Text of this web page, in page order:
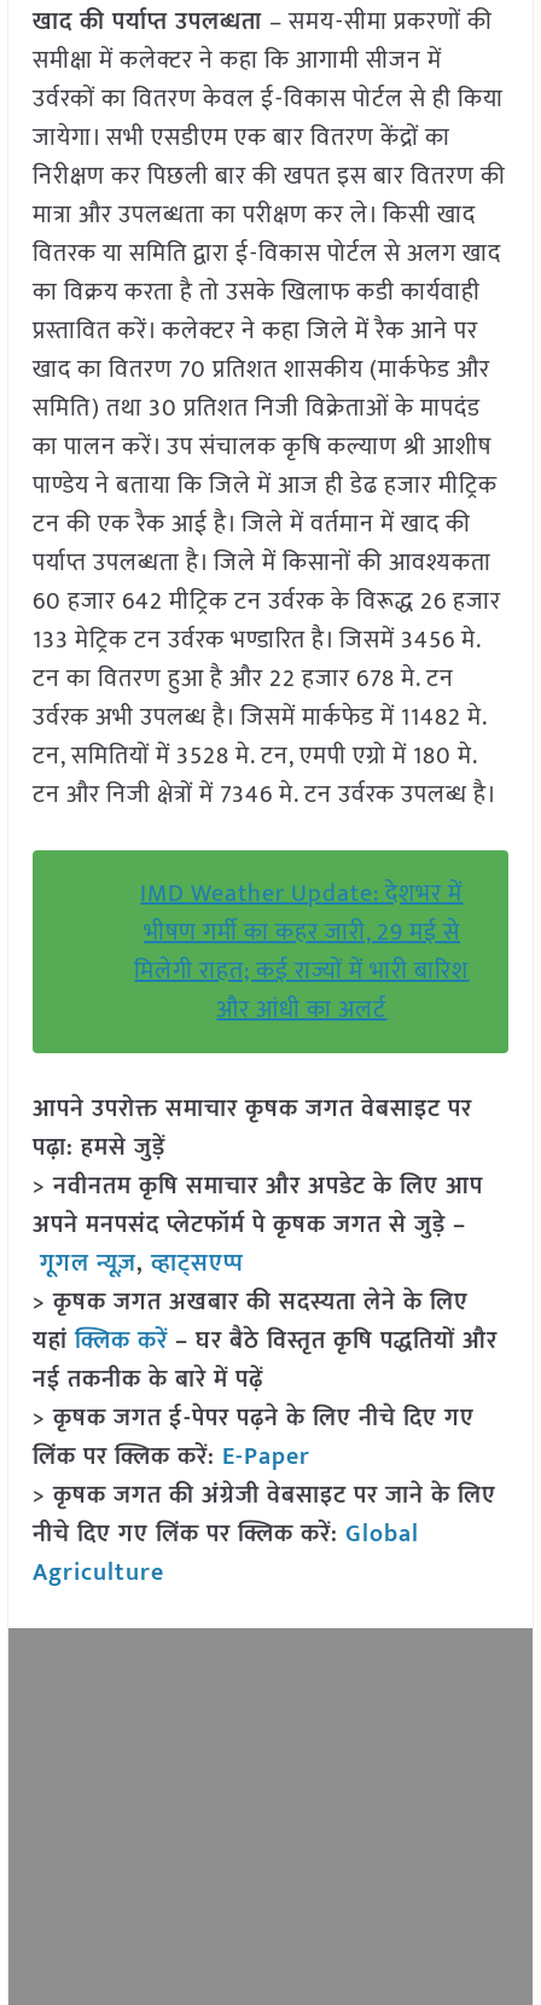
खाद की पर्याप्त उपलब्धता – समय-सीमा प्रकरणों की
समीक्षा में कलेक्टर ने कहा कि आगामी सीजन में
उर्वरकों का वितरण केवल ई-विकास पोर्टल से ही किया
जायेगा। सभी एसडीएम एक बार वितरण केंद्रों का
निरीक्षण कर पिछली बार की खपत इस बार वितरण की
मात्रा और उपलब्धता का परीक्षण कर ले। किसी खाद
वितरक या समिति द्वारा ई-विकास पोर्टल से अलग खाद
का विक्रय करता है तो उसके खिलाफ कडी कार्यवाही
प्रस्तावित करें। कलेक्टर ने कहा जिले में रैक आने पर
खाद का वितरण 70 प्रतिशत शासकीय (मार्कफेड और
समिति) तथा 30 प्रतिशत निजी विक्रेताओं के मापदंड
का पालन करें। उप संचालक कृषि कल्याण श्री आशीष
पाण्डेय ने बताया कि जिले में आज ही डेढ हजार मीट्रिक
टन की एक रैक आई है। जिले में वर्तमान में खाद की
पर्याप्त उपलब्धता है। जिले में किसानों की आवश्यकता
60 हजार 642 मीट्रिक टन उर्वरक के विरूद्ध 26 हजार
133 मेट्रिक टन उर्वरक भण्डारित है। जिसमें 3456 मे.
टन का वितरण हुआ है और 22 हजार 678 मे. टन
उर्वरक अभी उपलब्ध है। जिसमें मार्कफेड में 11482 मे.
टन, समितियों में 3528 मे. टन, एमपी एग्रो में 180 मे.
टन और निजी क्षेत्रों में 7346 मे. टन उर्वरक उपलब्ध है।
IMD Weather Update: देशभर में
भीषण गर्मी का कहर जारी, 29 मई से
मिलेगी राहत; कई राज्यों में भारी बारिश
और आंधी का अलर्ट
आपने उपरोक्त समाचार कृषक जगत वेबसाइट पर
पढ़ा: हमसे जुड़ें
> नवीनतम कृषि समाचार और अपडेट के लिए आप
अपने मनपसंद प्लेटफॉर्म पे कृषक जगत से जुड़े –
गूगल न्यूज़,व्हाट्सएप्प
> कृषक जगत अखबार की सदस्यता लेने के लिए
यहांक्लिक करें– घर बैठे विस्तृत कृषि पद्धतियों और
नई तकनीक के बारे में पढ़ें
> कृषक जगत ई-पेपर पढ़ने के लिए नीचे दिए गए
लिंक पर क्लिक करें: E-Paper
> कृषक जगत की अंग्रेजी वेबसाइट पर जाने के लिए
नीचे दिए गए लिंक पर क्लिक करें: Global
Agriculture